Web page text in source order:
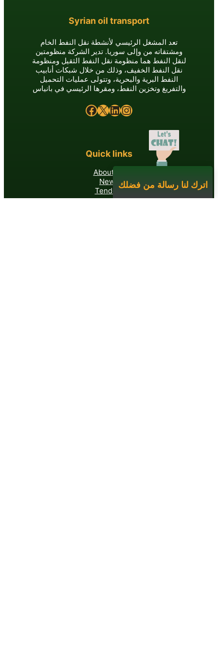
Syrian oil transport
تعد المشغل الرئيسي لأنشطة نقل النفط الخام
ومشتقاته من وإلى سوريا. تدير الشركة منظومتين
لنقل النفط هما منظومة نقل النفط الثقيل ومنظومة
نقل النفط الخفيف، وذلك من خلال شبكات أنابيب
النفط البرية والبحرية، وتتولى عمليات التحميل
والتفريغ وتخزين النفط، ومقرها الرئيسي في بانياس
Facebook X LinkedIn Instagram
Quick links
About Us
News
Tenders